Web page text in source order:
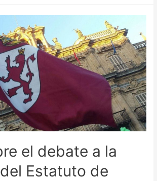
el debate a la
Estatuto de